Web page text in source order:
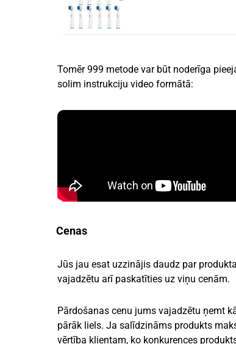
Tomēr 999 metode var būt noderīga
solim instrukciju video formātā:
Cenas
Jūs jau esat uzzinājis daudz par
vajadzētu arī paskatīties uz viņu cenām.
Pārdošanas cenu jums vajadzētu ņemt
pārāk liels. Ja salīdzināms produkts
vērtība klientam, ko konkurences